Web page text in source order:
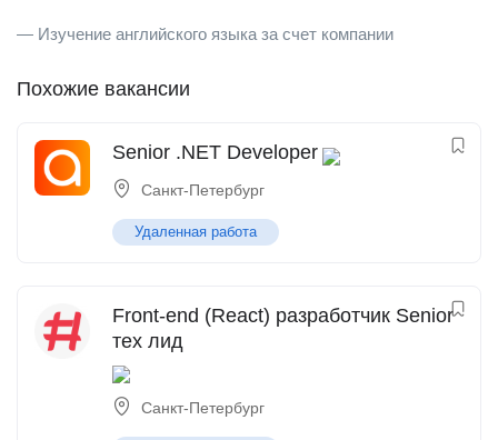
— Изучение английского языка за счет компании
Похожие вакансии
Senior .NET Developer
Санкт-Петербург
Удаленная работа
Front-end (React) разработчик Senior
тех лид
Санкт-Петербург